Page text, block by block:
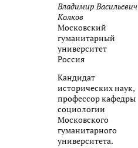
Владимир Васильевич
Колков
Московский
гуманитарный
университет
Россия
Кандидат
исторических наук,
профессор кафедры
социологии
Московского
гуманитарного
университета.